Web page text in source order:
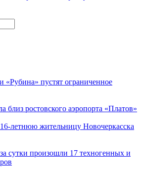
пустят ограниченное
близ ростовского аэропорта «Платов»
летнюю жительницу Новочеркасска
сутки произошли 17 техногенных и